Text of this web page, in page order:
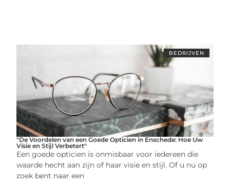
BEDRIJVEN
"De Voordelen van een Goede Opticien in Enschede: Hoe Uw
Visie en Stijl Verbetert"
Een goede opticien is onmisbaar voor iedereen die
waarde hecht aan zijn of haar visie en stijl. Of u nu op
zoek bent naar een